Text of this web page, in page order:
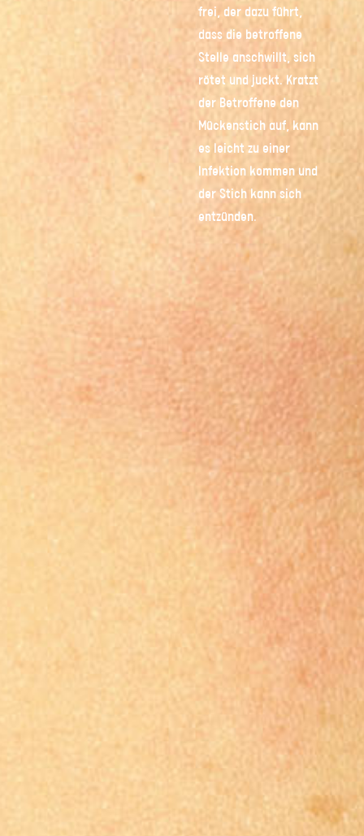
frei, der dazu führt,
dass die betroffene
Stelle anschwillt, sich
rötet und juckt. Kratzt
der Betroffene den
Mückenstich auf, kann
es leicht zu einer
Infektion kommen und
der Stich kann sich
entzünden.